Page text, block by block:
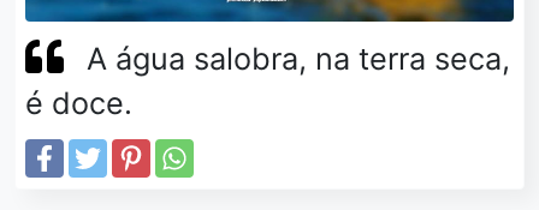
A água salobra, na terra seca,
é doce.